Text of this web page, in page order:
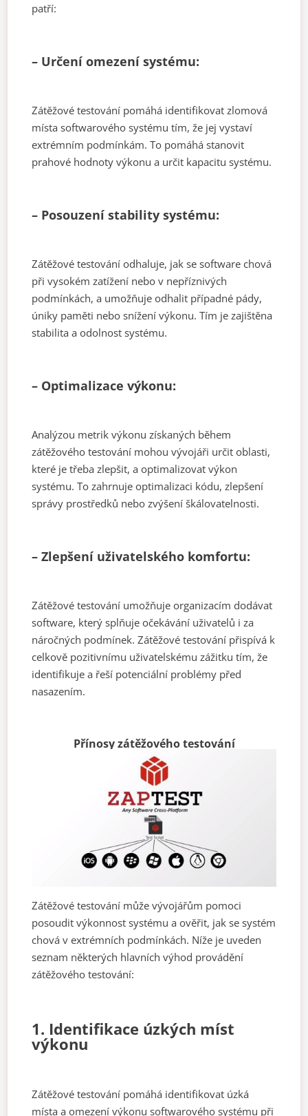
patří:
– Určení omezení systému:
Zátěžové testování pomáhá identifikovat zlomová
místa softwarového systému tím, že jej vystaví
extrémním podmínkám. To pomáhá stanovit
prahové hodnoty výkonu a určit kapacitu systému.
– Posouzení stability systému:
Zátěžové testování odhaluje, jak se software chová
při vysokém zatížení nebo v nepříznivých
podmínkách, a umožňuje odhalit případné pády,
úniky paměti nebo snížení výkonu. Tím je zajištěna
stabilita a odolnost systému.
– Optimalizace výkonu:
Analýzou metrik výkonu získaných během
zátěžového testování mohou vývojáři určit oblasti,
které je třeba zlepšit, a optimalizovat výkon
systému. To zahrnuje optimalizaci kódu, zlepšení
správy prostředků nebo zvýšení škálovatelnosti.
– Zlepšení uživatelského komfortu:
Zátěžové testování umožňuje organizacím dodávat
software, který splňuje očekávání uživatelů i za
náročných podmínek. Zátěžové testování přispívá k
celkově pozitivnímu uživatelskému zážitku tím, že
identifikuje a řeší potenciální problémy před
nasazením.
Přínosy zátěžového testování
Zátěžové testování může vývojářům pomoci
posoudit výkonnost systému a ověřit, jak se systém
chová v extrémních podmínkách. Níže je uveden
seznam některých hlavních výhod provádění
zátěžového testování:
1. Identifikace úzkých míst
výkonu
Zátěžové testování pomáhá identifikovat úzká
místa a omezení výkonu softwarového systému při